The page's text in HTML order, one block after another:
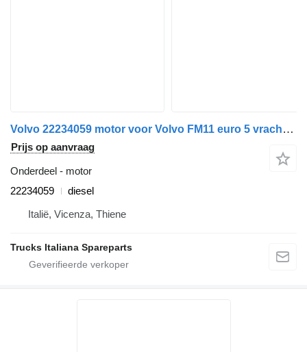
Volvo 22234059 motor voor Volvo FM11 euro 5 vrachtwagen
Prijs op aanvraag
Onderdeel - motor
22234059
diesel
Italië, Vicenza, Thiene
Trucks Italiana Spareparts